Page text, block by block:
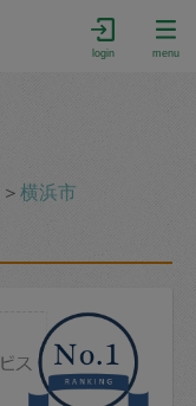
login menu
＞横浜市